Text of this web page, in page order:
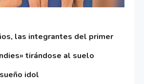
las integrantes del primer
tirándose al suelo
idol